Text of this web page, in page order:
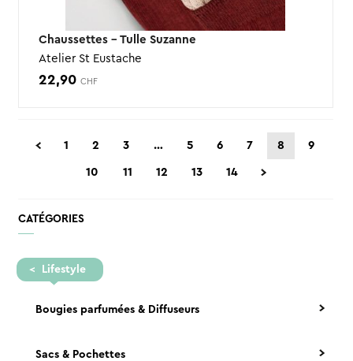
Chaussettes – Tulle Suzanne
Atelier St Eustache
22,90 CHF
1 2 3 … 5 6 7 8 9
10 11 12 13 14
CATÉGORIES
Lifestyle
Bougies parfumées & Diffuseurs
Sacs & Pochettes